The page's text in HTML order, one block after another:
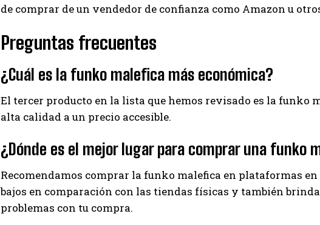
de comprar de un vendedor de confianza como Amazon u
Preguntas frecuentes
¿Cuál es la funko malefica más económica?
El tercer producto en la lista que hemos revisado es la funko
alta calidad a un precio accesible.
¿Dónde es el mejor lugar para comprar una funko
Recomendamos comprar la funko malefica en plataformas
bajos en comparación con las tiendas físicas y también
problemas con tu compra.